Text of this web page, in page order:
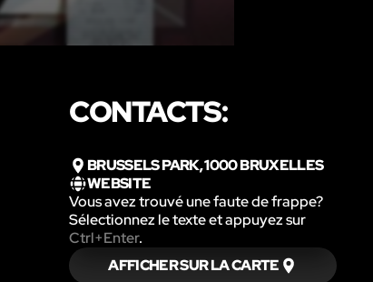
CONTACTS:
BRUSSELS PARK, 1000 BRUXELLES
WEBSITE
Vous avez trouvé une faute de frappe?
Sélectionnez le texte et appuyez sur
Ctrl+Enter.
AFFICHER SUR LA CARTE